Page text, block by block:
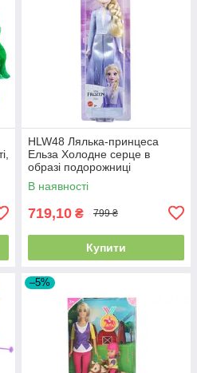
HLW48 Лялька-принцеса
Ельза Холодне серце в
образі подорожниці
В наявності
719,10 ₴ 799 ₴
Купити
–5%